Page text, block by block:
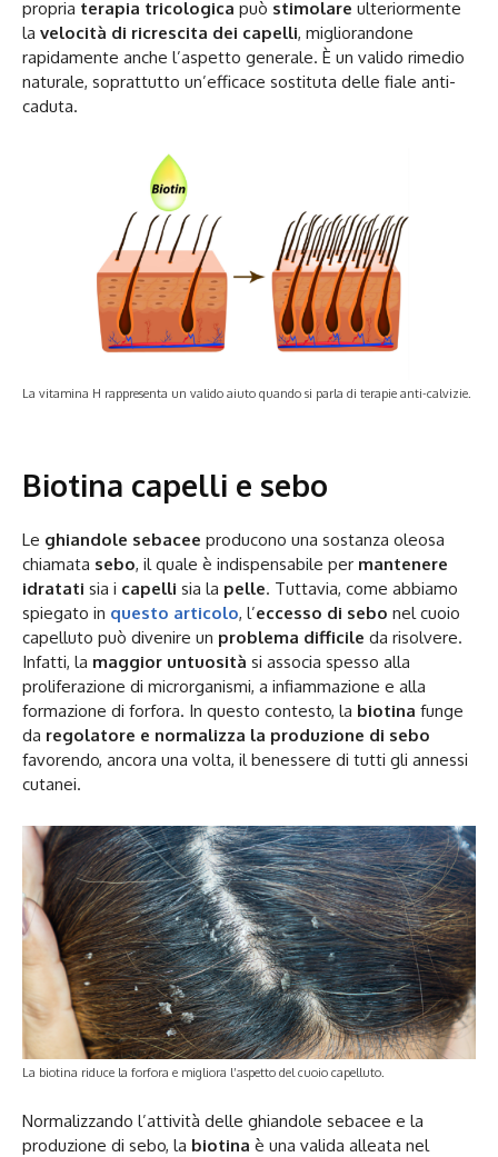
propria terapia tricologica può stimolare ulteriormente
la velocità di ricrescita dei capelli, migliorandone
rapidamente anche l’aspetto generale. È un valido rimedio
naturale, soprattutto un’efficace sostituta delle fiale anti-
caduta.
La vitamina H rappresenta un valido aiuto quando si parla di terapie anti-calvizie.
Biotina capelli e sebo
Le ghiandole sebacee producono una sostanza oleosa
chiamata sebo, il quale è indispensabile per mantenere
idratati sia i capelli sia la pelle. Tuttavia, come abbiamo
spiegato in questo articolo, l’eccesso di sebo nel cuoio
capelluto può divenire un problema difficile da risolvere.
Infatti, la maggior untuosità si associa spesso alla
proliferazione di microrganismi, a infiammazione e alla
formazione di forfora. In questo contesto, la biotina funge
da regolatore e normalizza la produzione di sebo
favorendo, ancora una volta, il benessere di tutti gli annessi
cutanei.
La biotina riduce la forfora e migliora l’aspetto del cuoio capelluto.
Normalizzando l’attività delle ghiandole sebacee e la
produzione di sebo, la biotina è una valida alleata nel